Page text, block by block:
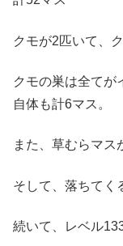
クモが2匹いて、
クモの巣は全てが
自体も計6マス。
また、草むらマス
そして、落ちてく
続いて、レベル